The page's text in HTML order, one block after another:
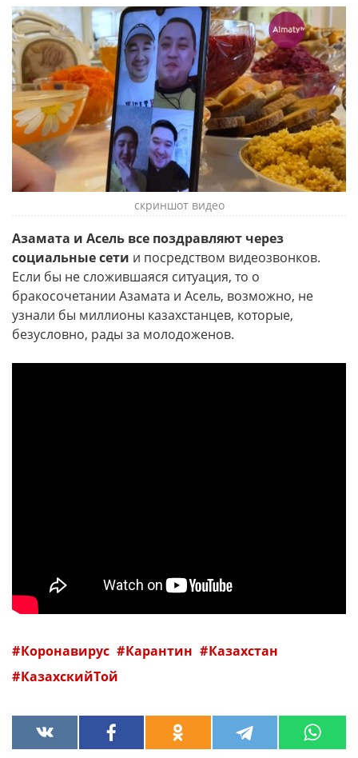
скриншот видео
Азамата и Асель все поздравляют через
социальные сети и посредством видеозвонков.
Если бы не сложившаяся ситуация, то о
бракосочетании Азамата и Асель, возможно, не
узнали бы миллионы казахстанцев, которые,
безусловно, рады за молодоженов.
Коронавирус Карантин
Казахстан
КазахскийТой